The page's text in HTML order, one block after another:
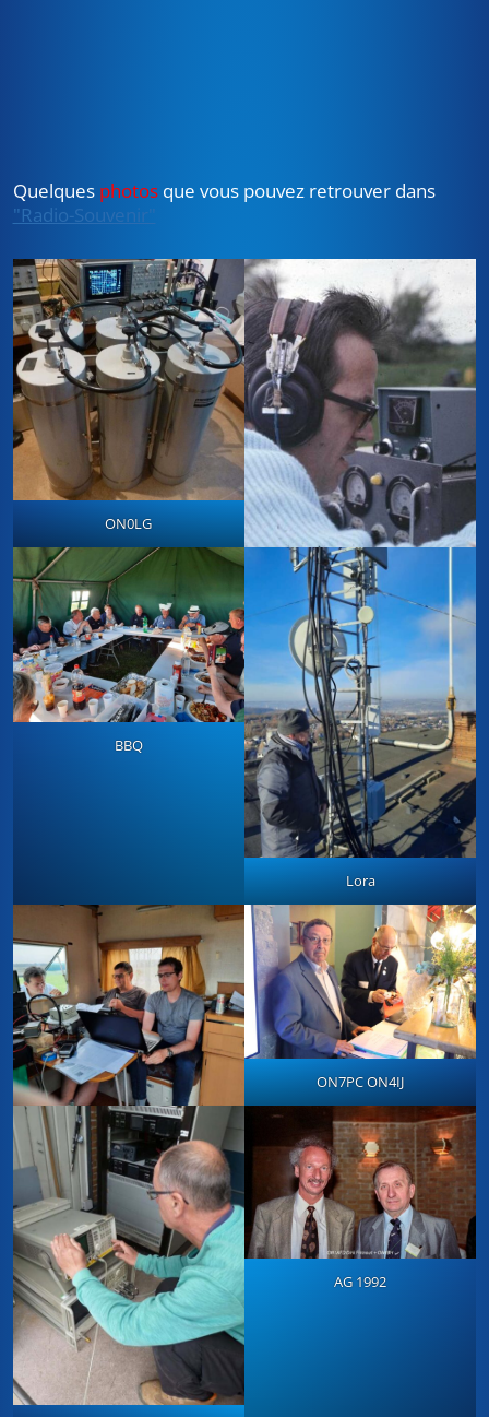
Quelques photosque vous pouvez retrouver dans
"Radio-Souvenir"
ON0LG
BBQ
Lora
ON7PC ON4IJ
AG 1992